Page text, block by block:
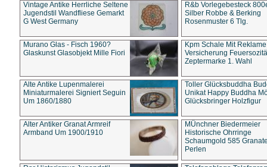
Vintage Antike Herrliche Seltene
Jugendstil Wandfliese Gemarkt
G West Germany
R&b Vorlegebesteck
Silber Robbe & Berking
Rosenmuster 6 Tlg.
Murano Glas - Fisch 1960?
Glaskunst Glasobjekt Mille Fiori
Kpm Schale Mit Reklame
Versicherung
Zeptermarke 1. Wahl
Alte Antike Lupenmalerei
Miniaturmalerei Signiert Seguin
Um 1860/1880
Toller Glücksbuddha
Unikat Happy Buddha
Glücksbringer Holzfigur
Alter Antiker Granat Armreif
Armband Um 1900/1910
MÜnchner Biedermeier
Historische Ohrringe
Schaumgold 585
Perlen